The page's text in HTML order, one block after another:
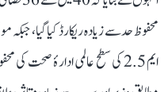
محفوظ حد سے زیادہ ریکارڈ کیا گیا،